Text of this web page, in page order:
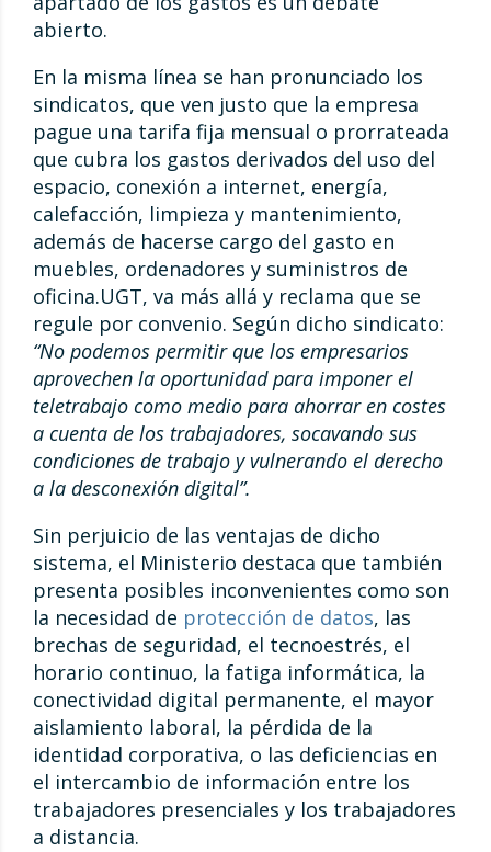
abierto.
En la misma línea se han pronunciado los
sindicatos, que ven justo que la empresa
pague una tarifa fija mensual o prorrateada
que cubra los gastos derivados del uso del
espacio, conexión a internet, energía,
calefacción, limpieza y mantenimiento,
además de hacerse cargo del gasto en
muebles, ordenadores y suministros de
oficina.UGT, va más allá y reclama que se
regule por convenio. Según dicho sindicato:
“No podemos permitir que los empresarios
aprovechen la oportunidad para imponer el
teletrabajo como medio para ahorrar en costes
a cuenta de los trabajadores, socavando sus
condiciones de trabajo y vulnerando el derecho
a la desconexión digital”.
Sin perjuicio de las ventajas de dicho
sistema, el Ministerio destaca que también
presenta posibles inconvenientes como son
la necesidad de protección de datos, las
brechas de seguridad, el tecnoestrés, el
horario continuo, la fatiga informática, la
conectividad digital permanente, el mayor
aislamiento laboral, la pérdida de la
identidad corporativa, o las deficiencias en
el intercambio de información entre los
trabajadores presenciales y los trabajadores
a distancia.